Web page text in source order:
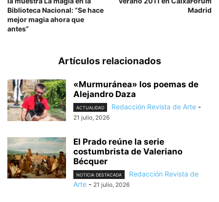
Biblioteca Nacional: “Se hace
mejor magia ahora que
antes”
Madrid
Artículos relacionados
«Murmuránea» los poemas de
Alejandro Daza
ACTUALIDAD Redacción Revista de Arte -
21 julio, 2026
El Prado reúne la serie
costumbrista de Valeriano
Bécquer
NOTICIA DESTACADA
Redacción Revista de
Arte - 21 julio, 2026